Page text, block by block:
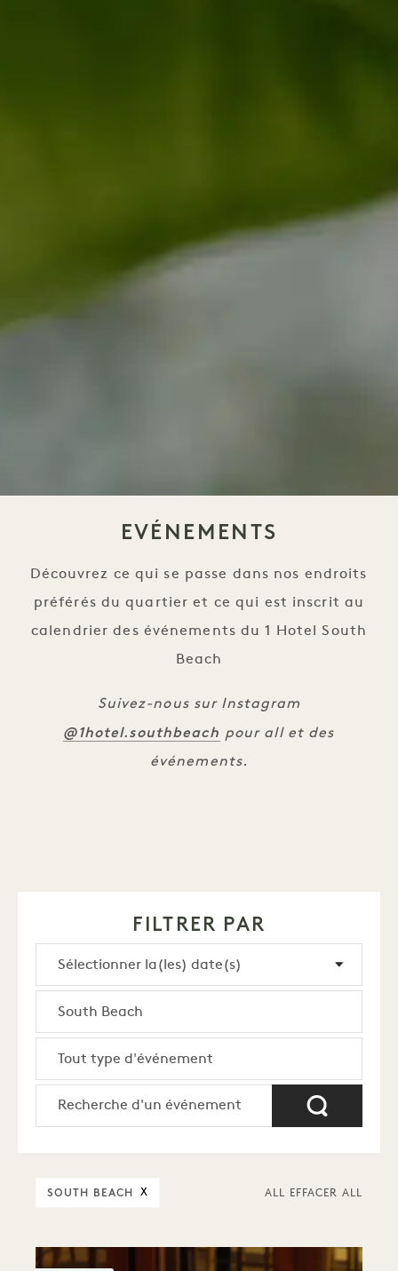
EVÉNEMENTS
Découvrez ce qui se passe dans nos endroits
préférés du quartier et ce qui est inscrit au
calendrier des événements du 1 Hotel South
Beach
Suivez-nous sur Instagram
@1hotel.southbeach pour all et des
événements.
FILTRER PAR
SOUTH BEACH X ALL EFFACER ALL